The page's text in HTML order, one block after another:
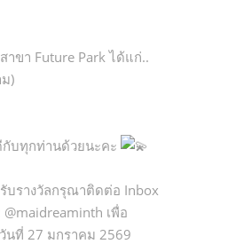
าขา Future Park ได้แก่..
)
บทุกท่านด้วยนะคะ
บรางวัลกรุณาติดต่อ Inbox
@maidreaminth เพื่อ
นที่ 27 มกราคม 2569